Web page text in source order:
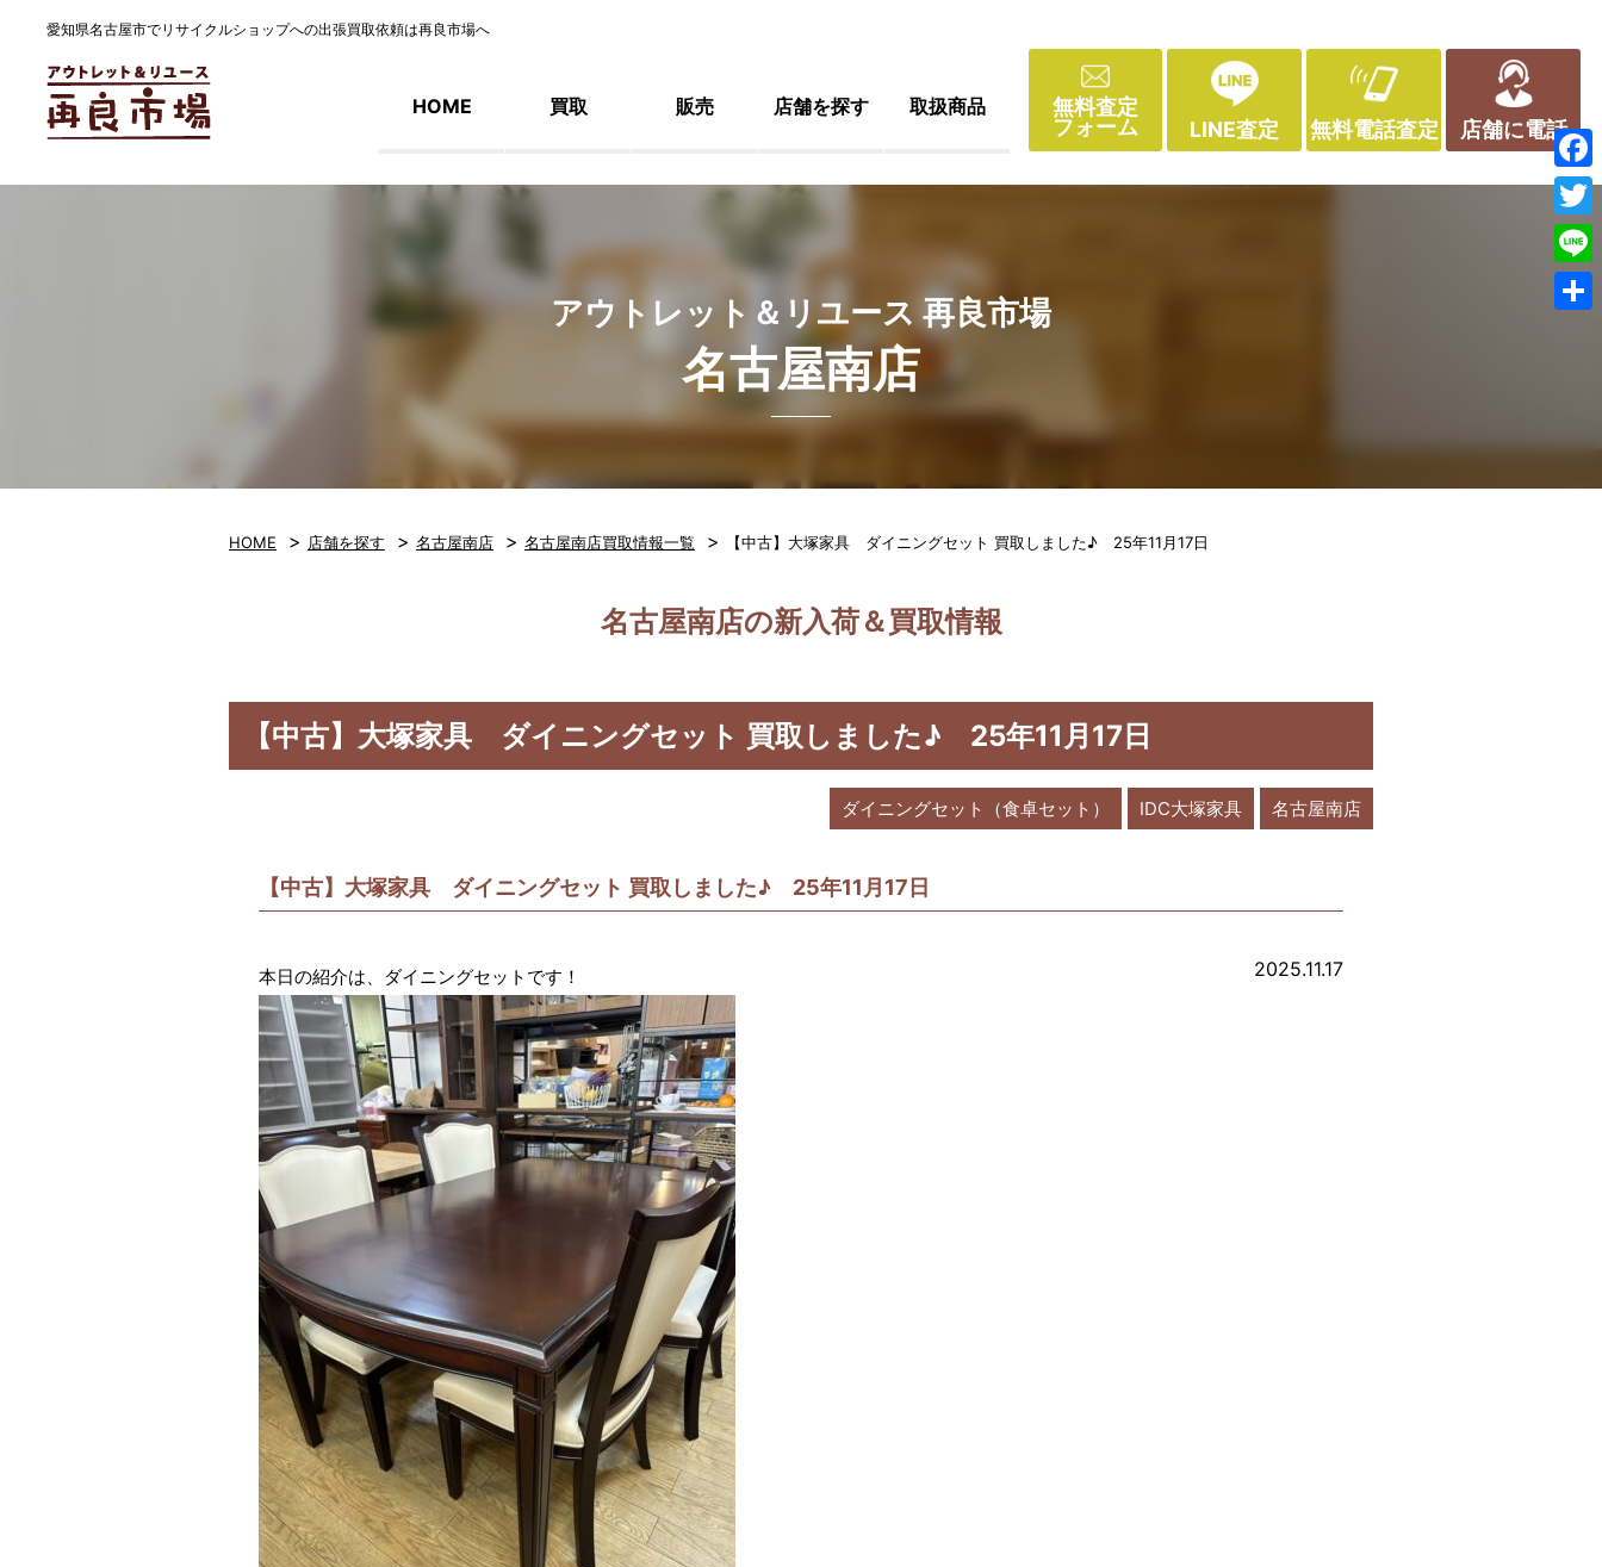
愛知県名古屋市でリサイクルショップへの出張買取依頼は再良市場へ
HOME 買取 販売 店舗を探す 取扱商品
無料査定
フォーム
LINE査定 無料電話査定 店舗に電話
アウトレット＆リユース 再良市場
名古屋南店
HOME > 店舗を探す > 名古屋南店 > 名古屋南店買取情報一覧 > 【中古】大塚家具 ダイニングセット 買取しました♪ 25年11月17日
名古屋南店の新入荷＆買取情報
【中古】大塚家具 ダイニングセット 買取しました♪ 25年11月17日
ダイニングセット（食卓セット） IDC大塚家具 名古屋南店
【中古】大塚家具 ダイニングセット 買取しました♪ 25年11月17日
2025.11.17
本日の紹介は、ダイニングセットです！
Line